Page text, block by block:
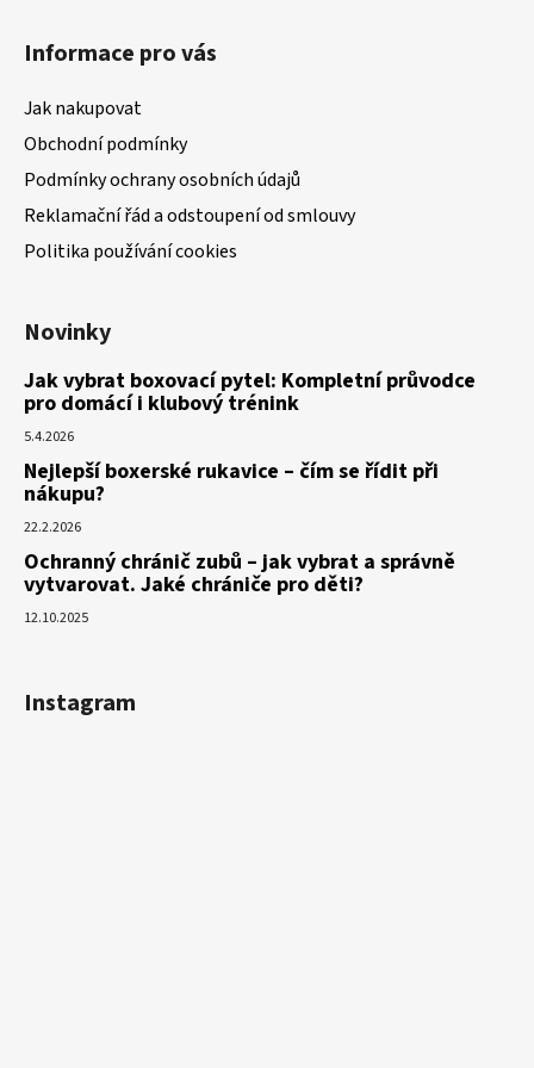
Informace pro vás
Jak nakupovat
Obchodní podmínky
Podmínky ochrany osobních údajů
Reklamační řád a odstoupení od smlouvy
Politika používání cookies
Novinky
Jak vybrat boxovací pytel: Kompletní průvodce
pro domácí i klubový trénink
5.4.2026
Nejlepší boxerské rukavice – čím se řídit při
nákupu?
22.2.2026
Ochranný chránič zubů – jak vybrat a správně
vytvarovat. Jaké chrániče pro děti?
12.10.2025
Instagram